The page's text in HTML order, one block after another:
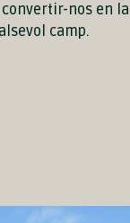
nos en
camp.